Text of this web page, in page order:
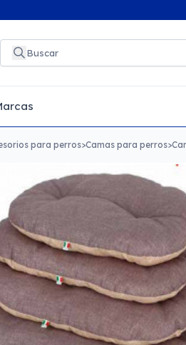
para perros>Camas para perros>